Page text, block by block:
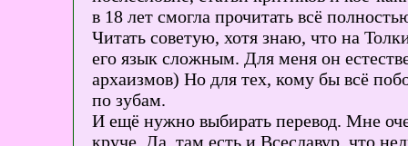
в 18 лет смогла прочитать всё
Читать советую, хотя знаю, что на
его язык сложным. Для меня он
архаизмов) Но для тех, кому бы всё
по зубам.
И ещё нужно выбирать перевод. Мне
круче. Да, там есть и Всеславур, что